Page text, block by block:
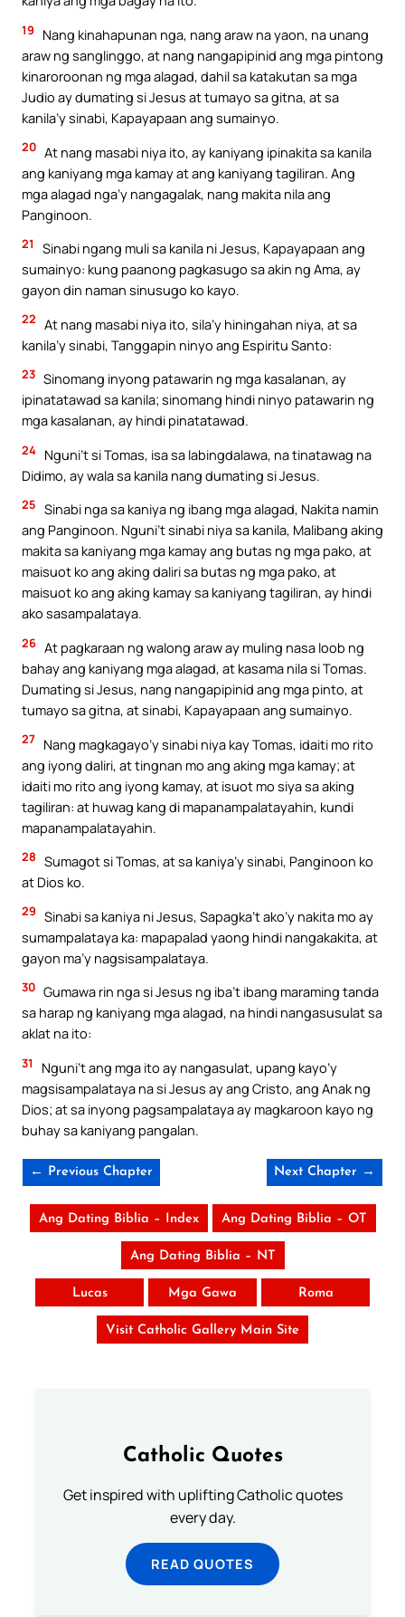
19
Nang kinahapunan nga, nang araw na yaon, na unang
araw ng sanglinggo, at nang nangapipinid ang mga pintong
kinaroroonan ng mga alagad, dahil sa katakutan sa mga
Judio ay dumating si Jesus at tumayo sa gitna, at sa
kanila’y sinabi, Kapayapaan ang sumainyo.
20 At nang masabi niya ito, ay kaniyang ipinakita sa kanila
ang kaniyang mga kamay at ang kaniyang tagiliran. Ang
mga alagad nga’y nangagalak, nang makita nila ang
Panginoon.
21
Sinabi ngang muli sa kanila ni Jesus, Kapayapaan ang
sumainyo: kung paanong pagkasugo sa akin ng Ama, ay
gayon din naman sinusugo ko kayo.
22 At nang masabi niya ito, sila’y hiningahan niya, at sa
kanila’y sinabi, Tanggapin ninyo ang Espiritu Santo:
23 Sinomang inyong patawarin ng mga kasalanan, ay
ipinatatawad sa kanila; sinomang hindi ninyo patawarin ng
mga kasalanan, ay hindi pinatatawad.
24 Nguni’t si Tomas, isa sa labingdalawa, na tinatawag na
Didimo, ay wala sa kanila nang dumating si Jesus.
25 Sinabi nga sa kaniya ng ibang mga alagad, Nakita namin
ang Panginoon. Nguni’t sinabi niya sa kanila, Malibang aking
makita sa kaniyang mga kamay ang butas ng mga pako, at
maisuot ko ang aking daliri sa butas ng mga pako, at
maisuot ko ang aking kamay sa kaniyang tagiliran, ay hindi
ako sasampalataya.
26 At pagkaraan ng walong araw ay muling nasa loob ng
bahay ang kaniyang mga alagad, at kasama nila si Tomas.
Dumating si Jesus, nang nangapipinid ang mga pinto, at
tumayo sa gitna, at sinabi, Kapayapaan ang sumainyo.
27 Nang magkagayo’y sinabi niya kay Tomas, idaiti mo rito
ang iyong daliri, at tingnan mo ang aking mga kamay; at
idaiti mo rito ang iyong kamay, at isuot mo siya sa aking
tagiliran: at huwag kang di mapanampalatayahin, kundi
mapanampalatayahin.
28 Sumagot si Tomas, at sa kaniya’y sinabi, Panginoon ko
at Dios ko.
29 Sinabi sa kaniya ni Jesus, Sapagka’t ako’y nakita mo ay
sumampalataya ka: mapapalad yaong hindi nangakakita, at
gayon ma’y nagsisampalataya.
30 Gumawa rin nga si Jesus ng iba’t ibang maraming tanda
sa harap ng kaniyang mga alagad, na hindi nangasusulat sa
aklat na ito:
31
Nguni’t ang mga ito ay nangasulat, upang kayo’y
magsisampalataya na si Jesus ay ang Cristo, ang Anak ng
Dios; at sa inyong pagsampalataya ay magkaroon kayo ng
buhay sa kaniyang pangalan.
← Previous Chapter Next Chapter →
Ang Dating Biblia – Index Ang Dating Biblia – OT
Ang Dating Biblia – NT
Lucas Mga Gawa Roma
Visit Catholic Gallery Main Site
Catholic Quotes
Get inspired with uplifting Catholic quotes
every day.
READ QUOTES